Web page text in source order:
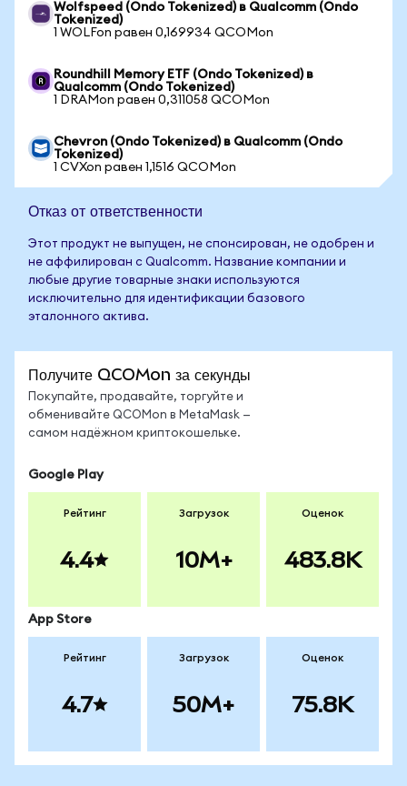
Wolfspeed (Ondo Tokenized) в Qualcomm (Ondo
Tokenized)
1 WOLFon равен 0,169934 QCOMon
Roundhill Memory ETF (Ondo Tokenized) в
Qualcomm (Ondo Tokenized)
1 DRAMon равен 0,311058 QCOMon
Chevron (Ondo Tokenized) в Qualcomm (Ondo
Tokenized)
1 CVXon равен 1,1516 QCOMon
Отказ от ответственности
Этот продукт не выпущен, не спонсирован, не одобрен и
не аффилирован с Qualcomm. Название компании и
любые другие товарные знаки используются
исключительно для идентификации базового
эталонного актива.
Получите QCOMon за секунды
Покупайте, продавайте, торгуйте и
обменивайте QCOMon в MetaMask —
самом надёжном криптокошельке.
Google Play
Рейтинг
4.4
Загрузок
10M+
Оценок
483.8K
App Store
Рейтинг
4.7
Загрузок
50M+
Оценок
75.8K